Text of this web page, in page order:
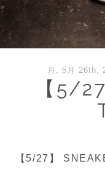
月, 5月 26th,
【5/
【5/27】